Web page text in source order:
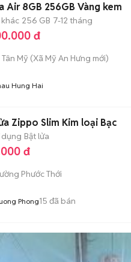
Air 8GB 256GB Vàng kem
256 GB 7-12 tháng
đ
Mỹ (Xã Mỹ An Hưng mới)
Hung Hai
Zippo Slim Kim loại Bạc
Bật lửa
đ
Phước Thới
Phong15 đã bán